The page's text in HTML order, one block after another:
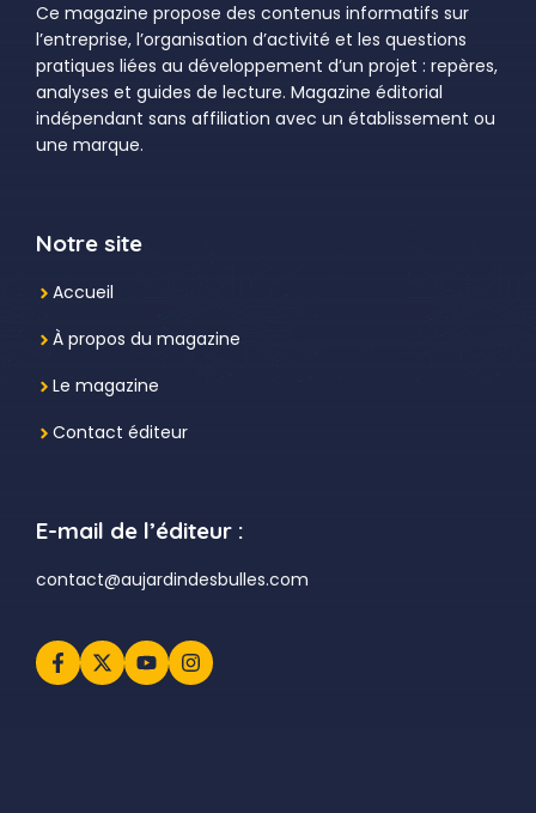
Ce magazine propose des contenus informatifs sur
l’entreprise, l’organisation d’activité et les questions
pratiques liées au développement d’un projet : repères,
analyses et guides de lecture. Magazine éditorial
indépendant sans affiliation avec un établissement ou
une marque.
Notre site
Accueil
À propos du magazine
Le magazine
Contact éditeur
E-mail de l’éditeur :
contact@aujardindesbulles.com